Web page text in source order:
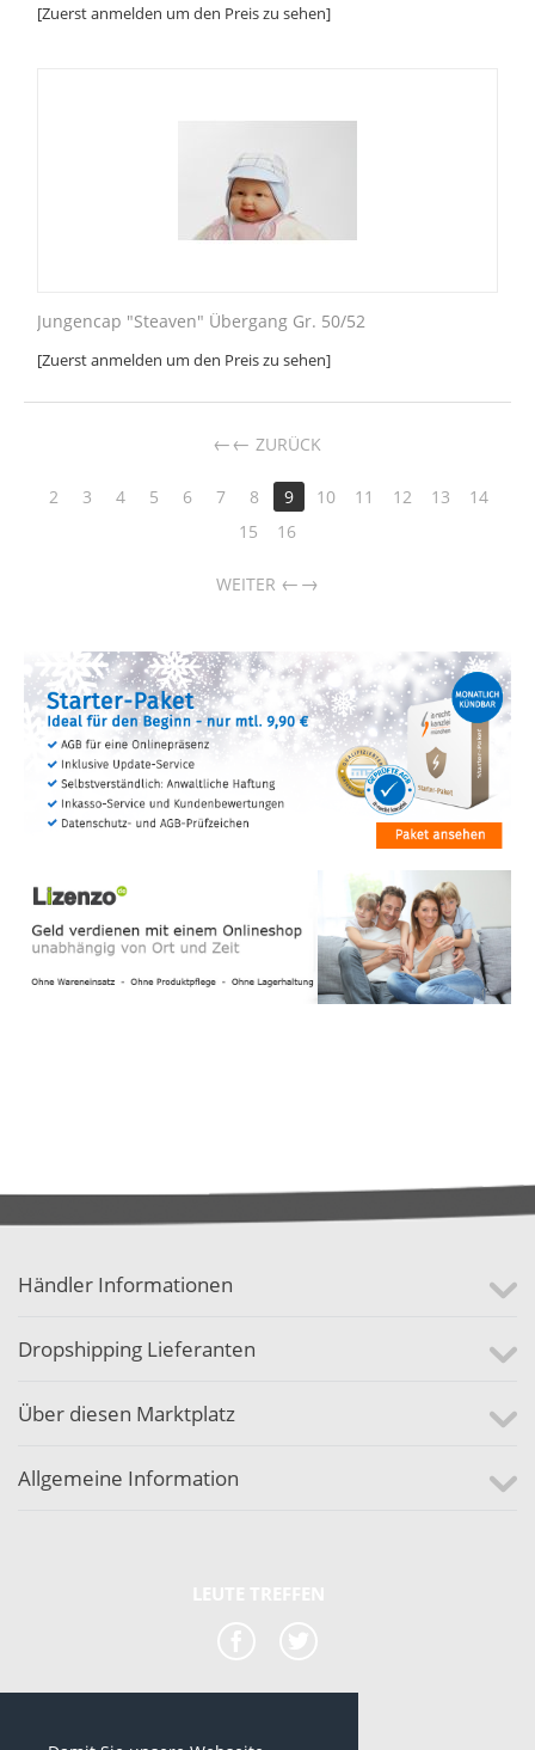
[Zuerst anmelden um den Preis zu sehen]
Jungencap "Steaven" Übergang Gr. 50/52
[Zuerst anmelden um den Preis zu sehen]
← ZURÜCK
2 3 4 5 6 7 8 9 10 11 12 13
14
15
16
WEITER →
Händler Informationen
Dropshipping Lieferanten
Über diesen Marktplatz
Allgemeine Information